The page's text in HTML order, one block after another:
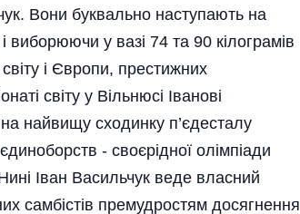
Вони буквально наступають на
у вазі 74 та 90 кілограмів
і Європи, престижних
світу у Вільнюсі Іванові
на найвищу сходинку п’єдесталу
- своєрідної олімпіади
Іван Васильчук веде власний
самбістів премудростям досягнення